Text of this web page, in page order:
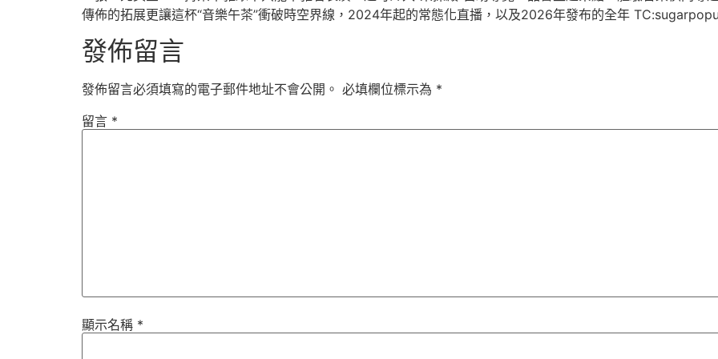
傳佈的拓展更讓這杯“音樂午茶”衝破時空界線，2024年起的常態化直播，以及2026年發布的全年
發佈留言
發佈留言必須填寫的電子郵件地址不會公開。 必填欄位標示為 *
留言 *
顯示名稱 *